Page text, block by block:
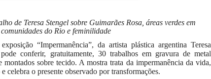
de Teresa Stengel sobre Guimarães Rosa, áreas verdes em
comunidades do Rio e feminilidade
“Impermanência”, da artista plástica argentina Teresa
conferir, gratuitamente, 30 trabalhos em gravura de metal
montados sobre tecido. A mostra trata da impermanência da vida,
celebra o presente observado por transformações.